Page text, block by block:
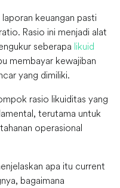
keuangan pasti
Rasio ini menjadi alat
seberapa likuid
membayar kewajiban
yang dimiliki.
rasio likuiditas yang
terutama untuk
operasional
apa itu current
bagaimana